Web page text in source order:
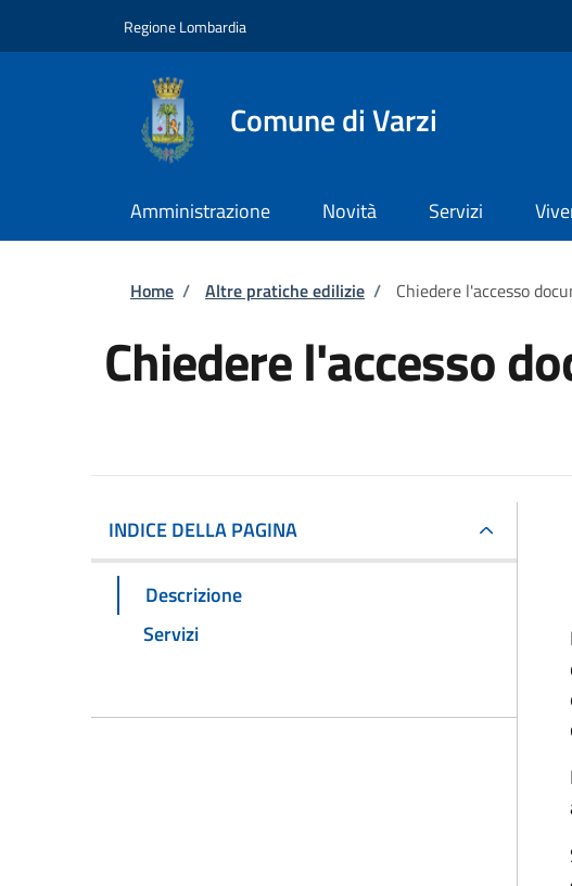
Regione Lombardia
Comune di Varzi
Amministrazione Novità Servizi
Briciole di pane
Home / Altre pratiche edilizie / Chiedere l'accesso
Chiedere l'accesso
INDICE DELLA PAGINA
Descrizione
Servizi